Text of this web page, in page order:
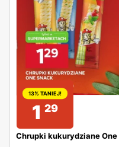
13% TANIEJ!
1 29
Chrupki kukurydziane One